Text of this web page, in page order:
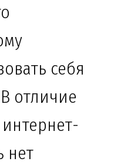
себя
отличие
нет